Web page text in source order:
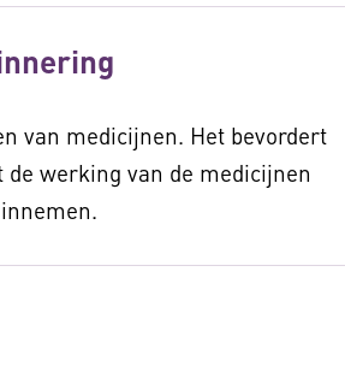
van medicijnen. Het bevordert
werking van de medicijnen